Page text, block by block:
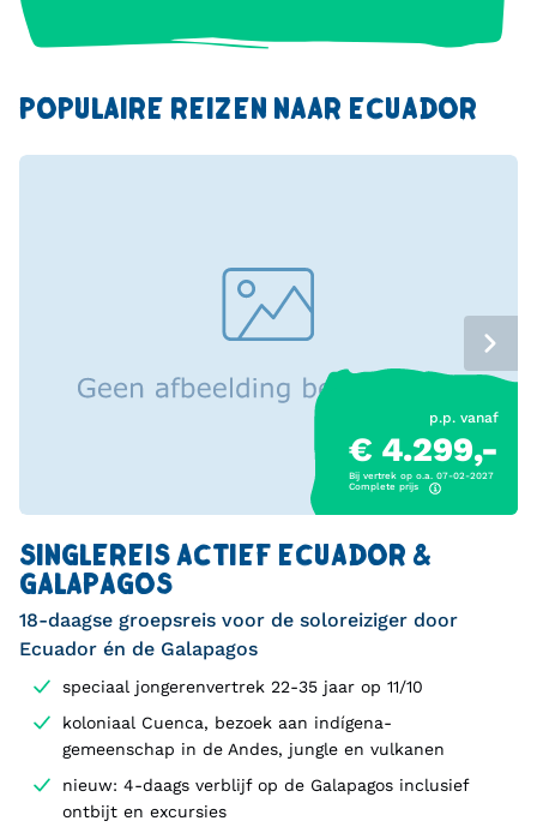
POPULAIRE REIZEN NAAR ECUADOR
Bij vertrek op o.a. 07-02-2027
Complete prijs
p.p. vanaf
€ 4.299,-
SINGLEREIS ACTIEF ECUADOR &
GALAPAGOS
18-daagse groepsreis voor de soloreiziger door
Ecuador én de Galapagos
speciaal jongerenvertrek 22-35 jaar op 11/10
koloniaal Cuenca, bezoek aan indígena-
gemeenschap in de Andes, jungle en vulkanen
nieuw: 4-daags verblijf op de Galapagos inclusief
ontbijt en excursies